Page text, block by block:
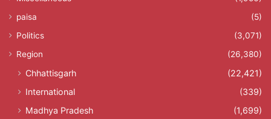
paisa
(5)
Politics
(3,071)
Region
(26,380)
Chhattisgarh
(22,421)
International
(339)
Madhya Pradesh
(1,699)